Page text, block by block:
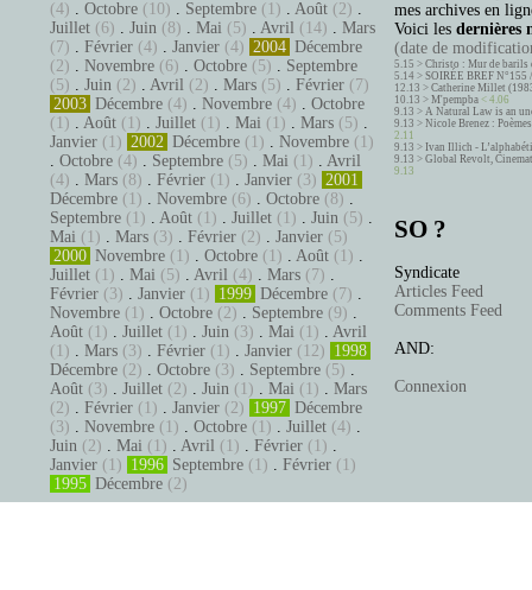
(4) . Octobre (10) . Septembre (1) . Août (2) .
Juillet (6) . Juin (8) . Mai (5) . Avril (14) . Mars
(7) . Février (4) . Janvier (4) 2004 Décembre
(2) . Novembre (6) . Octobre (5) . Septembre
(5) . Juin (2) . Avril (2) . Mars (5) . Février (7)
2003 Décembre (4) . Novembre (4) . Octobre
(1) . Août (1) . Juillet (1) . Mai (1) . Mars (5) .
Janvier (1) 2002 Décembre (1) . Novembre (1)
. Octobre (4) . Septembre (5) . Mai (1) . Avril
(4) . Mars (8) . Février (1) . Janvier (3) 2001
Décembre (1) . Novembre (6) . Octobre (8) .
Septembre (1) . Août (1) . Juillet (1) . Juin (5) .
Mai (1) . Mars (3) . Février (2) . Janvier (5)
2000 Novembre (1) . Octobre (1) . Août (1) .
Juillet (1) . Mai (5) . Avril (4) . Mars (7) .
Février (3) . Janvier (1) 1999 Décembre (7) .
Novembre (1) . Octobre (2) . Septembre (9) .
Août (1) . Juillet (1) . Juin (3) . Mai (1) . Avril
(1) . Mars (3) . Février (1) . Janvier (12) 1998
Décembre (2) . Octobre (3) . Septembre (5) .
Août (3) . Juillet (2) . Juin (1) . Mai (1) . Mars
(2) . Février (1) . Janvier (2) 1997 Décembre
(3) . Novembre (1) . Octobre (1) . Juillet (4) .
Juin (2) . Mai (1) . Avril (1) . Février (1) .
Janvier (1) 1996 Septembre (1) . Février (1)
1995 Décembre (2)
mes archives en
Voici les dernières
(date de
5.15 > Christo : Mur de barils
5.14 > SOIRÉE BREF
12.13 > Catherine Millet
10.13 > M'pempba < 4.06
9.13 > A Natural Law is an
9.13 > Nicole Brenez :
2.11
9.13 > Ivan Illich -
9.13 > Global Revolt,
9.13
SO ?
Syndicate
Articles Feed
Comments Feed
AND:
Connexion